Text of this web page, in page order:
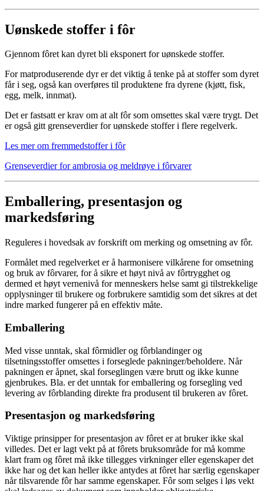
Uønskede stoffer i fôr
Gjennom fôret kan dyret bli eksponert for uønskede stoffer.
For matproduserende dyr er det viktig å tenke på at stoffer som dyret
får i seg, også kan overføres til produktene fra dyrene (kjøtt, fisk,
egg, melk, innmat).
Det er fastsatt er krav om at alt fôr som omsettes skal være trygt. Det
er også gitt grenseverdier for uønskede stoffer i flere regelverk.
Les mer om fremmedstoffer i fôr
Grenseverdier for ambrosia og meldrøye i fôrvarer
Emballering, presentasjon og
markedsføring
Reguleres i hovedsak av forskrift om merking og omsetning av fôr.
Formålet med regelverket er å harmonisere vilkårene for omsetning
og bruk av fôrvarer, for å sikre et høyt nivå av fôrtrygghet og
dermed et høyt vernenivå for menneskers helse samt gi tilstrekkelige
opplysninger til brukere og forbrukere samtidig som det sikres at det
indre marked fungerer på en effektiv måte.
Emballering
Med visse unntak, skal fôrmidler og fôrblandinger og
tilsetningsstoffer omsettes i forseglede pakninger/beholdere. Når
pakningen er åpnet, skal forseglingen være brutt og ikke kunne
gjenbrukes. Bla. er det unntak for emballering og forsegling ved
levering av fôrblanding direkte fra produsent til brukeren av fôret.
Presentasjon og markedsføring
Viktige prinsipper for presentasjon av fôret er at bruker ikke skal
villedes. Det er lagt vekt på at fôrets bruksområde for må komme
klart fram og fôret må ikke tillegges virkninger eller egenskaper det
ikke har og det kan heller ikke antydes at fôret har særlig egenskaper
når tilsvarende fôr har samme egenskaper. Fôr som selges i løs vekt